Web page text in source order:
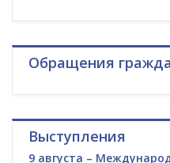
Обращения
Выступления
9 августа –